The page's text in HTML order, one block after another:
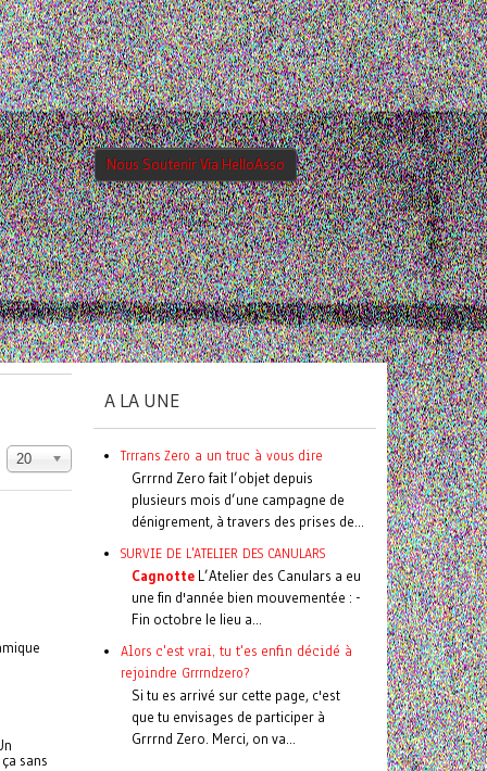
Nous Soutenir Via HelloAsso
20
sans
A LA UNE
Trrrans Zero a un truc à vous dire
Grrrnd Zero fait l’objet depuis
plusieurs mois d’une campagne de
dénigrement, à travers des prises de...
SURVIE DE L'ATELIER DES CANULARS
Cagnotte L’Atelier des Canulars a eu
une fin d'année bien mouvementée : -
Fin octobre le lieu a...
Alors c'est vrai, tu t'es enfin décidé à
rejoindre Grrrndzero?
Si tu es arrivé sur cette page, c'est
que tu envisages de participer à
Grrrnd Zero. Merci, on va...